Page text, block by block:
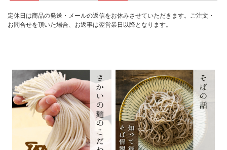
定休日は商品の発送・メールの返信をお休みさせていただきます。ご注文・
お問合せを頂いた場合、お返事は翌営業日以降となります。